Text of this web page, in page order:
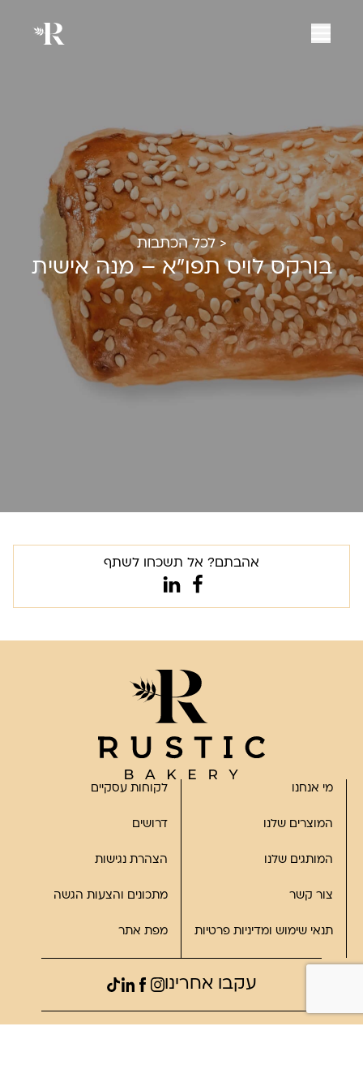
< לכל הכתבות
בורקס לויס תפו"א – מנה אישית
אהבתם? אל תשכחו לשתף
מי אנחנו לקוחות עסקיים
המוצרים שלנו דרושים
המותגים שלנו הצהרת נגישות
צור קשר מתכונים והצעות הגשה
תנאי שימוש ומדיניות פרטיות מפת אתר
עקבו אחרינו